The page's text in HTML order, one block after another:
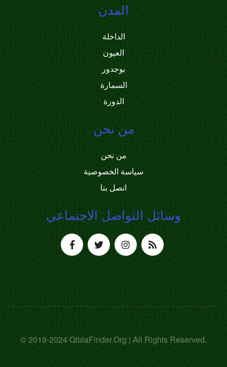
المدن
الداخلة
العيون
بوجدور
السمارة
الدورة
من نحن
من نحن
سياسة الخصوصية
اتصل بنا
وسائل التواصل الاجتماعي
© 2019-2024 QiblaFinder.Org | All Rights Reserved.